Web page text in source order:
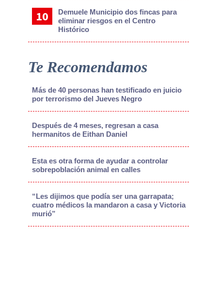
Demuele Municipio dos fincas para
eliminar riesgos en el Centro
Histórico
Te Recomendamos
Más de 40 personas han testificado en juicio
por terrorismo del Jueves Negro
Después de 4 meses, regresan a casa
hermanitos de Eithan Daniel
Esta es otra forma de ayudar a controlar
sobrepoblación animal en calles
“Les dijimos que podía ser una garrapata;
cuatro médicos la mandaron a casa y Victoria
murió”